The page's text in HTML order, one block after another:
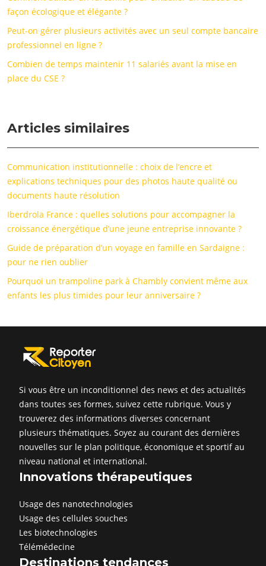
façon écologique et élégante ?
Peut-on gérer plusieurs activités avec un seul compte bancaire
professionnel en ligne ?
Combien de temps maintenir 11 salariés avant la mise en
place du CSE ?
Articles similaires
Communication institutionnelle : choix de l’encre et
explications techniques pour des photos haute qualité ou
documents haute résolution
Iberdrola France : quelles solutions pour accompagner la
croissance énergétique d’une jeune entreprise innovante ?
Guide de préparation d’un voyage en famille en Sardaigne :
pour ne rien oublier
Pourquoi un trampoline park à Chambly convient même aux
enfants les plus timides pour leur anniversaire ?
Si vous être un inconditionnel des news et des actualités
dans toutes ses formes, suivez cette rubrique. Vous y
trouverez des informations diverses concernant
plusieurs thématiques. Soyez au courant des dernières
nouvelles sur le plan politique, économique et sportif au
niveau national et international.
Innovations thérapeutiques
Usage des nanotechnologies
Usage des cellules souches
Les biotechnologies
Télémédecine
Destinations tendances